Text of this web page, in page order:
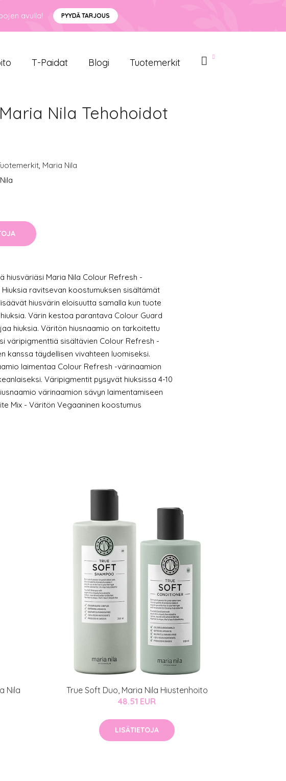
avulla! PYYDÄ TARJOUS
T-Paidat Blogi Tuotemerkit
Nila Tehohoidot
, Maria Nila
hiusväriäsi Maria Nila Colour Refresh -
Hiuksia ravitsevan koostumuksen sisältämät
hiusvärin eloisuutta samalla kun tuote
Värin kestoa parantava Colour Guard
hiuksia. Väritön hiusnaamio on tarkoitettu
väripigmenttiä sisältävien Colour Refresh -
kanssa täydellisen vivahteen luomiseksi.
laimentaa Colour Refresh -värinaamion
Väripigmentit pysyvät hiuksissa 4-10
värinaamion sävyn laimentamiseen
Mix - Väritön Vegaaninen koostumus
Nila
True Soft Duo, Maria Nila Hiustenhoito
48.51 EUR
LISÄTIETOJA